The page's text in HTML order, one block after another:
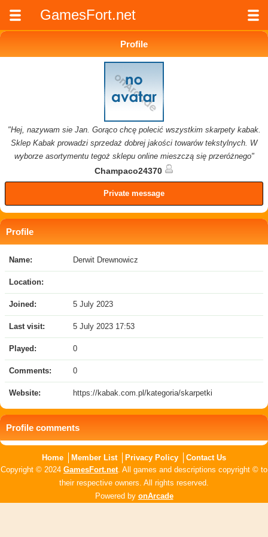
GamesFort.net
Profile
"Hej, nazywam sie Jan. Gorąco chcę polecić wszystkim skarpety kabak.
Sklep Kabak prowadzi sprzedaż dobrej jakości towarów tekstylnych. W
wyborze asortymentu tegoż sklepu online mieszczą się przeróżnego"
Champaco24370
Private message
Profile
Name: Derwit Drewnowicz
Location:
Joined: 5 July 2023
Last visit: 5 July 2023 17:53
Played: 0
Comments: 0
Website: https://kabak.com.pl/kategoria/skarpetki
Profile comments
Home Member List Privacy Policy
Contact Us
Copyright © 2024 GamesFort.net. All games and descriptions copyright © to
their respective owners. All rights reserved.
Powered by onArcade